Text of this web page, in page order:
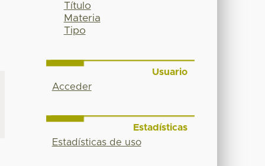
Título
Materia
Tipo
Usuario
Acceder
Estadísticas
Estadísticas de uso